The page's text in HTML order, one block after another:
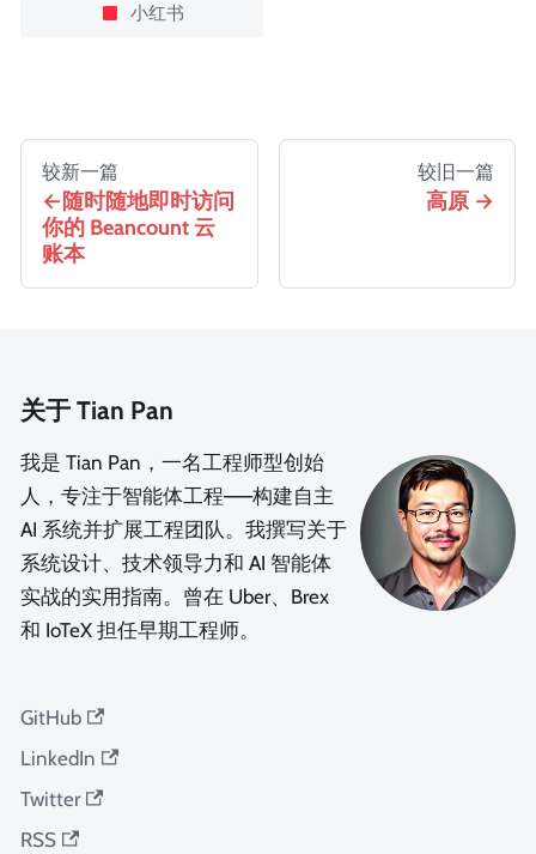
小红书
较新一篇
随时随地即时访问
你的 Beancount 云
账本
较旧一篇
高原
关于 Tian Pan
我是 Tian Pan，一名工程师型创始
人，专注于智能体工程——构建自主
AI 系统并扩展工程团队。我撰写关于
系统设计、技术领导力和 AI 智能体
实战的实用指南。曾在 Uber、Brex
和 IoTeX 担任早期工程师。
GitHub
LinkedIn
Twitter
RSS